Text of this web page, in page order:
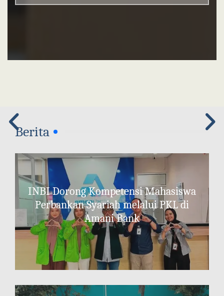
Berita
INBI Dorong Kompetensi Mahasiswa
Perbankan Syariah melalui PKL di
Amani Bank